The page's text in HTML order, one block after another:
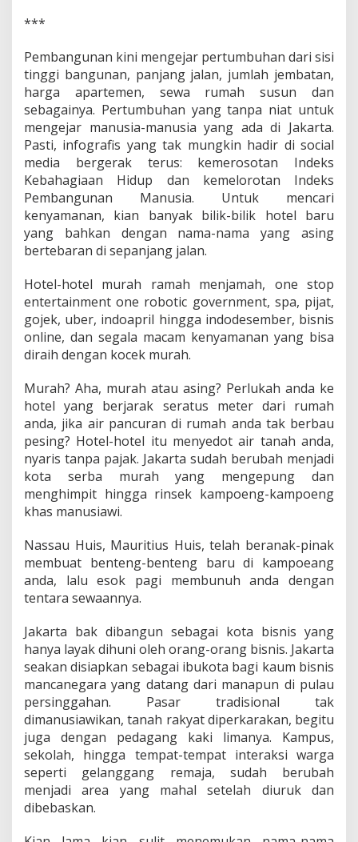
***
Pembangunan kini mengejar pertumbuhan dari sisi
tinggi bangunan, panjang jalan, jumlah jembatan,
harga apartemen, sewa rumah susun dan
sebagainya. Pertumbuhan yang tanpa niat untuk
mengejar manusia-manusia yang ada di Jakarta.
Pasti, infografis yang tak mungkin hadir di social
media bergerak terus: kemerosotan Indeks
Kebahagiaan Hidup dan kemelorotan Indeks
Pembangunan Manusia. Untuk mencari
kenyamanan, kian banyak bilik-bilik hotel baru
yang bahkan dengan nama-nama yang asing
bertebaran di sepanjang jalan.
Hotel-hotel murah ramah menjamah, one stop
entertainment one robotic government, spa, pijat,
gojek, uber, indoapril hingga indodesember, bisnis
online, dan segala macam kenyamanan yang bisa
diraih dengan kocek murah.
Murah? Aha, murah atau asing? Perlukah anda ke
hotel yang berjarak seratus meter dari rumah
anda, jika air pancuran di rumah anda tak berbau
pesing? Hotel-hotel itu menyedot air tanah anda,
nyaris tanpa pajak. Jakarta sudah berubah menjadi
kota serba murah yang mengepung dan
menghimpit hingga rinsek kampoeng-kampoeng
khas manusiawi.
Nassau Huis, Mauritius Huis, telah beranak-pinak
membuat benteng-benteng baru di kampoeang
anda, lalu esok pagi membunuh anda dengan
tentara sewaannya.
Jakarta bak dibangun sebagai kota bisnis yang
hanya layak dihuni oleh orang-orang bisnis. Jakarta
seakan disiapkan sebagai ibukota bagi kaum bisnis
mancanegara yang datang dari manapun di pulau
persinggahan. Pasar tradisional tak
dimanusiawikan, tanah rakyat diperkarakan, begitu
juga dengan pedagang kaki limanya. Kampus,
sekolah, hingga tempat-tempat interaksi warga
seperti gelanggang remaja, sudah berubah
menjadi area yang mahal setelah diuruk dan
dibebaskan.